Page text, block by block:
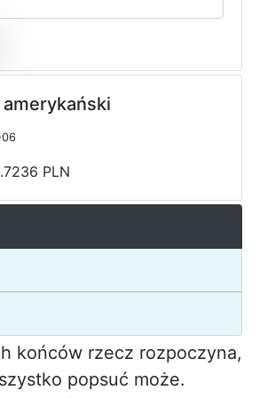
PLN
końców rzecz rozpoczyna,
popsuć może.